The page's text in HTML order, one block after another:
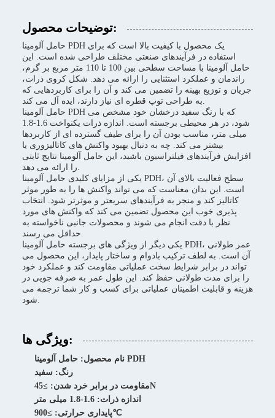
توضیحات محصول:
حامل آلومینا PDH یک محصول با کیفیت بالا است که برای
استفاده در فرآیندهای صنعتی مختلف طراحی شده است. این
حامل آلومینا با مساحت سطحی بین 100 تا 110 متر مربع بر گرم،
راندمان و عملکرد استثنایی را ارائه می دهد. شکل کروی ذرات،
جریان و توزیع بهینه را تضمین می کند و آن را برای کاربردهایی که
به طراحی توپ قطره ای نیاز دارند، ایده آل می کند.
حامل آلومینا PDH که با رنگ سفید درخشان خود مشخص می
شود، در هر محیطی برجسته است. اندازه ذرات یکنواخت 1.6-1.8
میلی متر، مناسب بودن آن را برای طیف گسترده ای از کاربردها
بیشتر می کند. چه به دنبال بهبود واکنش های کاتالیزوری یا
افزایش فرآیندهای فیلتراسیون باشید، این حامل آلومینا نتایج ثابتی
را ارائه می دهد.
یکی از مزایای کلیدی حامل آلومینا PDH، سطح فعالیت بالای آن
است. این بدان معناست که می تواند واکنش ها را به طور موثر
کاتالیز کند و منجر به فرآیندهای سریعتر و موثرتر شود. انتخاب
پذیری خوب این محصول تضمین می کند که واکنش های مورد
نظر با دقت انجام می شوند و محصولات جانبی ناخواسته به
حداقل می رسند.
یکی دیگر از ویژگی های برجسته حامل آلومینا PDH، عمر طولانی
آن است. به لطف ترکیب بادوام و ساختار پایدار، این محصول می
تواند در برابر شرایط سخت عملیاتی مقاومت کند و عملکرد خود
را برای مدت طولانی حفظ کند. این طول عمر به صرفه جویی در
هزینه و قابلیت اطمینان عملیاتی برای کسب و کار شما ترجمه می
شود.
ویژگی ها:
نام محصول: حامل آلومینا PDH
رنگ: سفید
مقاومت در برابر خرد شدن: ≥45N
اندازه ذرات: 1.6-1.8 میلی متر
پایداری حرارتی: ≥900℃